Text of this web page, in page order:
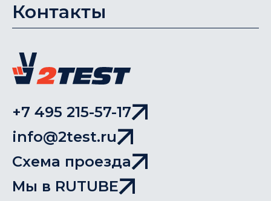
Контакты
+7 495 215-57-17
info@2test.ru
Схема проезда
Мы в RUTUBE